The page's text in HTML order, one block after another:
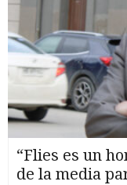
“Flies es un
de la media